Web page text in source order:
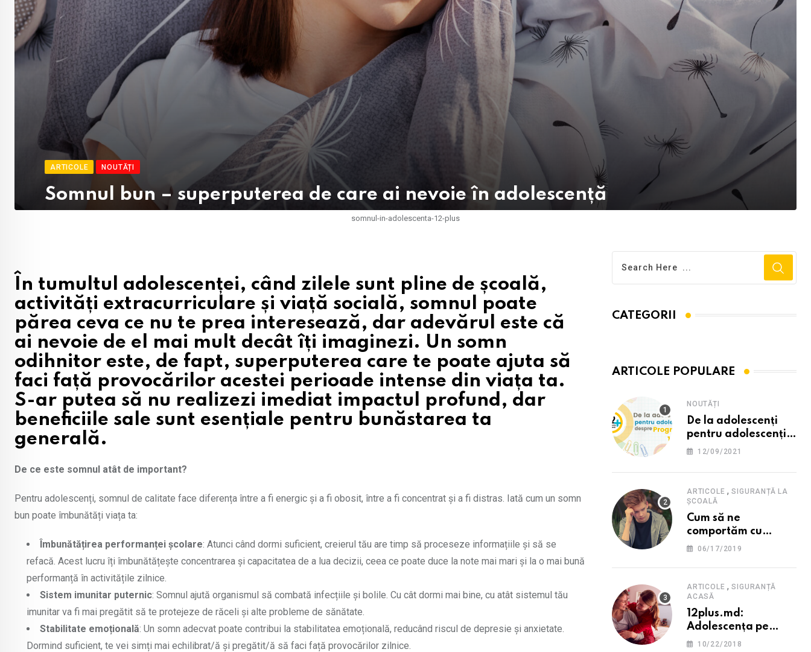
ARTICOLE NOUTĂȚI
Somnul bun – superputerea de care ai nevoie în adolescență
somnul-in-adolescenta-12-plus
În tumultul adolescenței, când zilele sunt pline de școală,
activități extracurriculare și viață socială, somnul poate
părea ceva ce nu te prea interesează, dar adevărul este că
ai nevoie de el mai mult decât îți imaginezi. Un somn
odihnitor este, de fapt, superputerea care te poate ajuta să
faci față provocărilor acestei perioade intense din viața ta.
S-ar putea să nu realizezi imediat impactul profund, dar
beneficiile sale sunt esențiale pentru bunăstarea ta
generală.
De ce este somnul atât de important?
Pentru adolescenți, somnul de calitate face diferența între a fi energic și a fi obosit, între a fi concentrat și a fi distras. Iată cum un somn
bun poate îmbunătăți viața ta:
Îmbunătățirea performanței școlare: Atunci când dormi suficient, creierul tău are timp să proceseze informațiile și să se
refacă. Acest lucru îți îmbunătățește concentrarea și capacitatea de a lua decizii, ceea ce poate duce la note mai mari și la o mai bună
performanță în activitățile zilnice.
Sistem imunitar puternic: Somnul ajută organismul să combată infecțiile și bolile. Cu cât dormi mai bine, cu atât sistemul tău
imunitar va fi mai pregătit să te protejeze de răceli și alte probleme de sănătate.
Stabilitate emoțională: Un somn adecvat poate contribui la stabilitatea emoțională, reducând riscul de depresie și anxietate.
Dormind suficient, te vei simți mai echilibrat/ă și pregătit/ă să faci față provocărilor zilnice.
CATEGORII
ARTICOLE POPULARE
NOUTĂȚI
De la adolescenți
pentru adolescenți
despre programul
12/09/2021
ARTICOLE ,SIGURANȚĂ LA
ȘCOALĂ
Cum să ne
comportăm cu
persoana care ne-a
supărare?
06/17/2019
ARTICOLE ,SIGURANȚĂ
ACASĂ
12plus.md:
Adolescența pe
înțelesul părinților
10/22/2018